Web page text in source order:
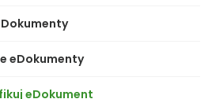
eDokumenty
eDokument